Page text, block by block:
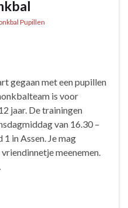
Pupillen
gegaan met een pupillen
is voor
jaar. De trainingen
van 16.30 –
in Assen. Je mag
meenemen.